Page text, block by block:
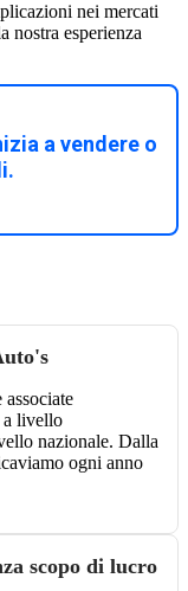
nei mercati
nostra esperienza
a vendere o
a livello
nazionale. Dalla
ogni anno
scopo di lucro